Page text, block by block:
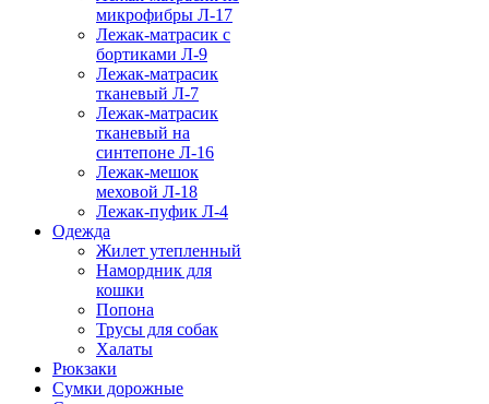
микрофибры Л-17
Лежак-матрасик с
бортиками Л-9
Лежак-матрасик
тканевый Л-7
Лежак-матрасик
тканевый на
синтепоне Л-16
Лежак-мешок
меховой Л-18
Лежак-пуфик Л-4
Одежда
Жилет утепленный
Намордник для
кошки
Попона
Трусы для собак
Халаты
Рюкзаки
Сумки дорожные